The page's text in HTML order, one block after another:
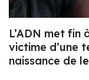
L’ADN met fin
victime d’une
naissance de